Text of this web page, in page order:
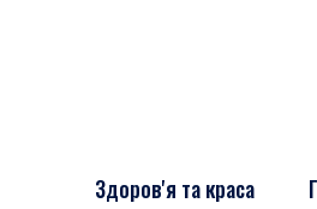
Здоров'я та краса